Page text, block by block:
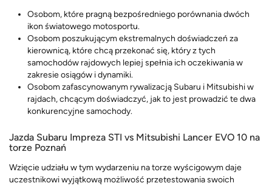
Osobom, które pragną bezpośredniego porównania dwóch
ikon światowego motosportu.
Osobom poszukującym ekstremalnych doświadczeń za
kierownicą, które chcą przekonać się, który z tych
samochodów rajdowych lepiej spełnia ich oczekiwania w
zakresie osiągów i dynamiki.
Osobom zafascynowanym rywalizacją Subaru i Mitsubishi w
rajdach, chcącym doświadczyć, jak to jest prowadzić te dwa
konkurencyjne samochody.
Jazda Subaru Impreza STI vs Mitsubishi Lancer EVO 10 na
torze Poznań
Wzięcie udziału w tym wydarzeniu na torze wyścigowym daje
uczestnikowi wyjątkową możliwość przetestowania swoich